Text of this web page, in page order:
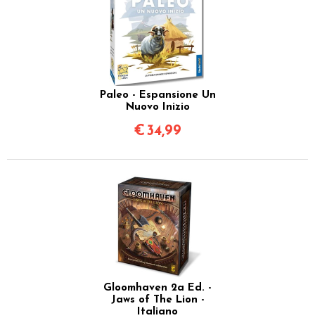
Paleo - Espansione Un
Nuovo Inizio
€34,99
Gloomhaven 2a Ed. -
Jaws of The Lion -
Italiano